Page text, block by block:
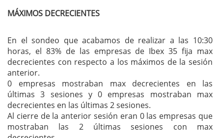
MÁXIMOS DECRECIENTES
En el sondeo que acabamos de realizar a las 10:30
horas, el 83% de las empresas de Ibex 35 fija max
decrecientes con respecto a los máximos de la sesión
anterior.
0 empresas mostraban max decrecientes en las
últimas 3 sesiones y 0 empresas mostraban max
decrecientes en las últimas 2 sesiones.
Al cierre de la anterior sesión eran 0 las empresas que
mostraban las 2 últimas sesiones con max